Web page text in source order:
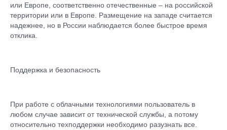
или Европе, соответственно отечественные – на российской
территории или в Европе. Размещение на западе считается
надежнее, но в России наблюдается более быстрое время
отклика.
Поддержка и безопасность
При работе с облачными технологиями пользователь в
любом случае зависит от технической службы, а потому
относительно техподдержки необходимо разузнать все.